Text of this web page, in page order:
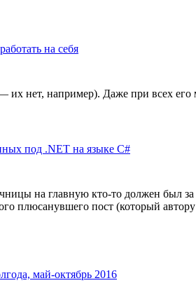
на себя
нет, например). Даже при всех
под .NET на языке C#
на главную кто-то должен был
плюсанувшего пост (который
май-октябрь 2016